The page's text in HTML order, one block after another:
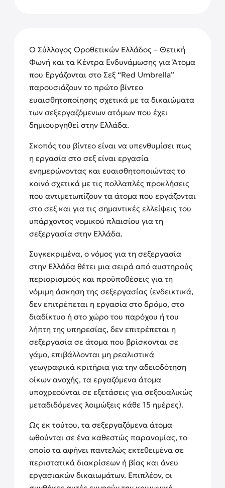
Ο Σύλλογος Οροθετικών Ελλάδος – Θετική
Φωνή και τα Κέντρα Ενδυνάμωσης για Άτομα
που Εργάζονται στο Σεξ “Red Umbrella”
παρουσιάζουν το πρώτο βίντεο
ευαισθητοποίησης σχετικά με τα δικαιώματα
των σεξεργαζόμενων ατόμων που έχει
δημιουργηθεί στην Ελλάδα.
Σκοπός του βίντεο είναι να υπενθυμίσει πως
η εργασία στο σεξ είναι εργασία
ενημερώνοντας και ευαισθητοποιώντας το
κοινό σχετικά με τις πολλαπλές προκλήσεις
που αντιμετωπίζουν τα άτομα που εργάζονται
στο σεξ και για τις σημαντικές ελλείψεις του
υπάρχοντος νομικού πλαισίου για τη
σεξεργασία στην Ελλάδα.
Συγκεκριμένα, ο νόμος για τη σεξεργασία
στην Ελλάδα θέτει μια σειρά από αυστηρούς
περιορισμούς και προϋποθέσεις για τη
νόμιμη άσκηση της σεξεργασίας (ενδεικτικά,
δεν επιτρέπεται η εργασία στο δρόμο, στο
διαδίκτυο ή στο χώρο του παρόχου ή του
λήπτη της υπηρεσίας, δεν επιτρέπεται η
σεξεργασία σε άτομα που βρίσκονται σε
γάμο, επιβάλλονται μη ρεαλιστικά
γεωγραφικά κριτήρια για την αδειοδότηση
οίκων ανοχής, τα εργαζόμενα άτομα
υποχρεούνται σε εξετάσεις για σεξουαλικώς
μεταδιδόμενες λοιμώξεις κάθε 15 ημέρες).
Ως εκ τούτου, τα σεξεργαζόμενα άτομα
ωθούνται σε ένα καθεστώς παρανομίας, το
οποίο τα αφήνει παντελώς εκτεθειμένα σε
περιστατικά διακρίσεων ή βίας και άνευ
εργασιακών δικαιωμάτων. Επιπλέον, οι